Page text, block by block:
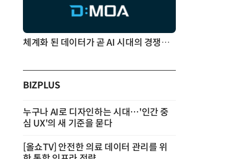
체계화 된 데이터가 곧 AI 시대의 경쟁력이다
BIZPLUS
누구나 AI로 디자인하는 시대…'인간 중
심 UX'의 새 기준을 묻다
[올쇼TV] 안전한 의료 데이터 관리를 위